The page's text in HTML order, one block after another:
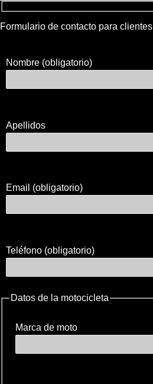
Formulario de contacto para clientes
Nombre (obligatorio)
Apellidos
Email (obligatorio)
Teléfono (obligatorio)
Datos de la motocicleta
Marca de moto